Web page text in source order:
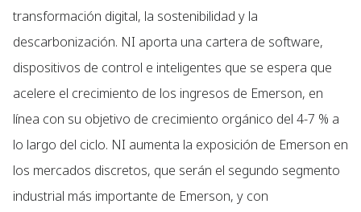
transformación digital, la sostenibilidad y la
descarbonización. NI aporta una cartera de software,
dispositivos de control e inteligentes que se espera que
acelere el crecimiento de los ingresos de Emerson, en
línea con su objetivo de crecimiento orgánico del 4-7 % a
lo largo del ciclo. NI aumenta la exposición de Emerson en
los mercados discretos, que serán el segundo segmento
industrial más importante de Emerson, y con